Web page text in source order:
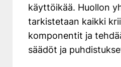
käyttöikää. Huollon
tarkistetaan kaikki
komponentit ja
säädöt ja